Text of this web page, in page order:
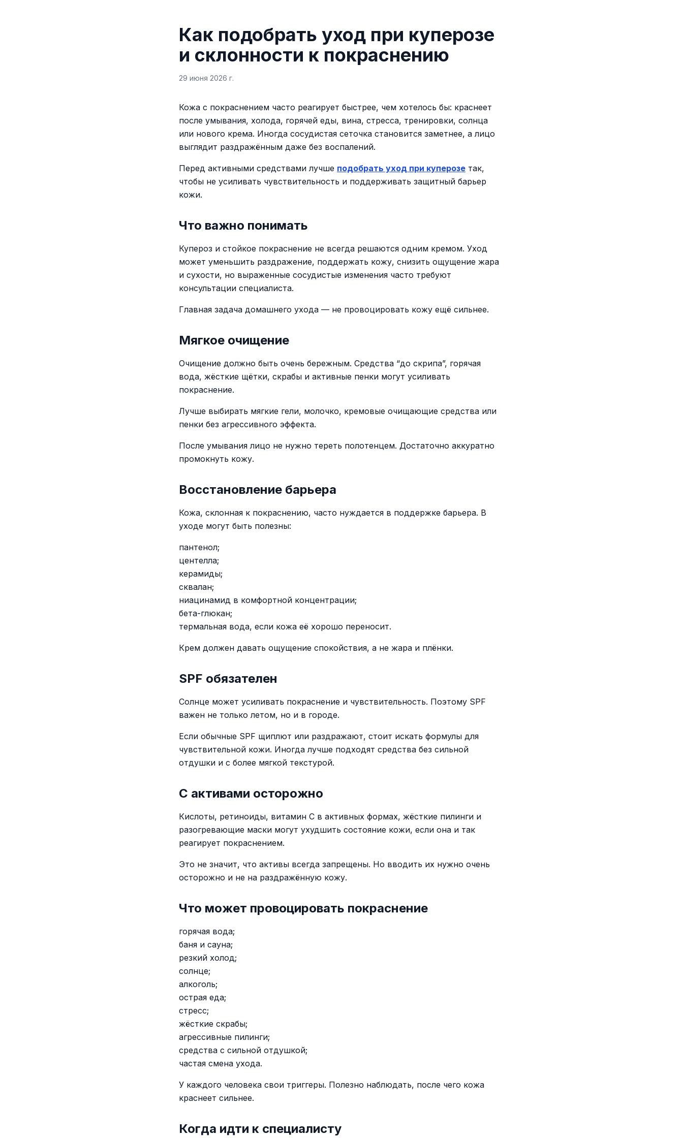
Как подобрать уход при куперозе
и склонности к покраснению
29 июня 2026 г.
Кожа с покраснением часто реагирует быстрее, чем хотелось бы: краснеет
после умывания, холода, горячей еды, вина, стресса, тренировки, солнца
или нового крема. Иногда сосудистая сеточка становится заметнее, а лицо
выглядит раздражённым даже без воспалений.
Перед активными средствами лучше подобрать уход при куперозе так,
чтобы не усиливать чувствительность и поддерживать защитный барьер
кожи.
Что важно понимать
Купероз и стойкое покраснение не всегда решаются одним кремом. Уход
может уменьшить раздражение, поддержать кожу, снизить ощущение жара
и сухости, но выраженные сосудистые изменения часто требуют
консультации специалиста.
Главная задача домашнего ухода — не провоцировать кожу ещё сильнее.
Мягкое очищение
Очищение должно быть очень бережным. Средства “до скрипа”, горячая
вода, жёсткие щётки, скрабы и активные пенки могут усиливать
покраснение.
Лучше выбирать мягкие гели, молочко, кремовые очищающие средства или
пенки без агрессивного эффекта.
После умывания лицо не нужно тереть полотенцем. Достаточно аккуратно
промокнуть кожу.
Восстановление барьера
Кожа, склонная к покраснению, часто нуждается в поддержке барьера. В
уходе могут быть полезны:
пантенол;
центелла;
керамиды;
сквалан;
ниацинамид в комфортной концентрации;
бета-глюкан;
термальная вода, если кожа её хорошо переносит.
Крем должен давать ощущение спокойствия, а не жара и плёнки.
SPF обязателен
Солнце может усиливать покраснение и чувствительность. Поэтому SPF
важен не только летом, но и в городе.
Если обычные SPF щиплют или раздражают, стоит искать формулы для
чувствительной кожи. Иногда лучше подходят средства без сильной
отдушки и с более мягкой текстурой.
С активами осторожно
Кислоты, ретиноиды, витамин C в активных формах, жёсткие пилинги и
разогревающие маски могут ухудшить состояние кожи, если она и так
реагирует покраснением.
Это не значит, что активы всегда запрещены. Но вводить их нужно очень
осторожно и не на раздражённую кожу.
Что может провоцировать покраснение
горячая вода;
баня и сауна;
резкий холод;
солнце;
алкоголь;
острая еда;
стресс;
жёсткие скрабы;
агрессивные пилинги;
средства с сильной отдушкой;
частая смена ухода.
У каждого человека свои триггеры. Полезно наблюдать, после чего кожа
краснеет сильнее.
Когда идти к специалисту